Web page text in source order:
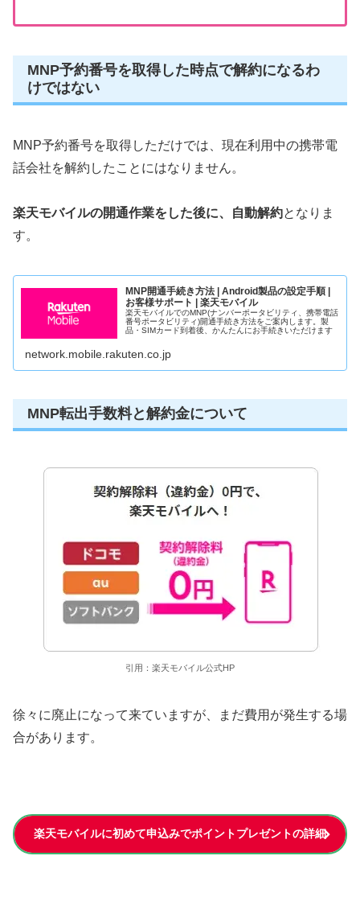
MNP予約番号を取得した時点で解約になるわ
けではない
MNP予約番号を取得しただけでは、現在利用中の携帯電
話会社を解約したことにはなりません。
楽天モバイルの開通作業をした後に、自動解約となりま
す。
MNP開通手続き方法 | Android製品の設定手順 |
お客様サポート | 楽天モバイル
楽天モバイルでのMNP(ナンバーポータビリティ、携帯電話
番号ポータビリティ)開通手続き方法をご案内します。製
品・SIMカード到着後、かんたんにお手続きいただけます
network.mobile.rakuten.co.jp
MNP転出手数料と解約金について
引用：楽天モバイル公式HP
徐々に廃止になって来ていますが、まだ費用が発生する場
合があります。
楽天モバイルに初めて申込みでポイントプレゼントの詳細